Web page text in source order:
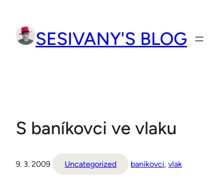
obsah
SESIVANY'S BLOG
S baníkovci ve vlaku
9. 3. 2009 Uncategorized baníkovci, vlak